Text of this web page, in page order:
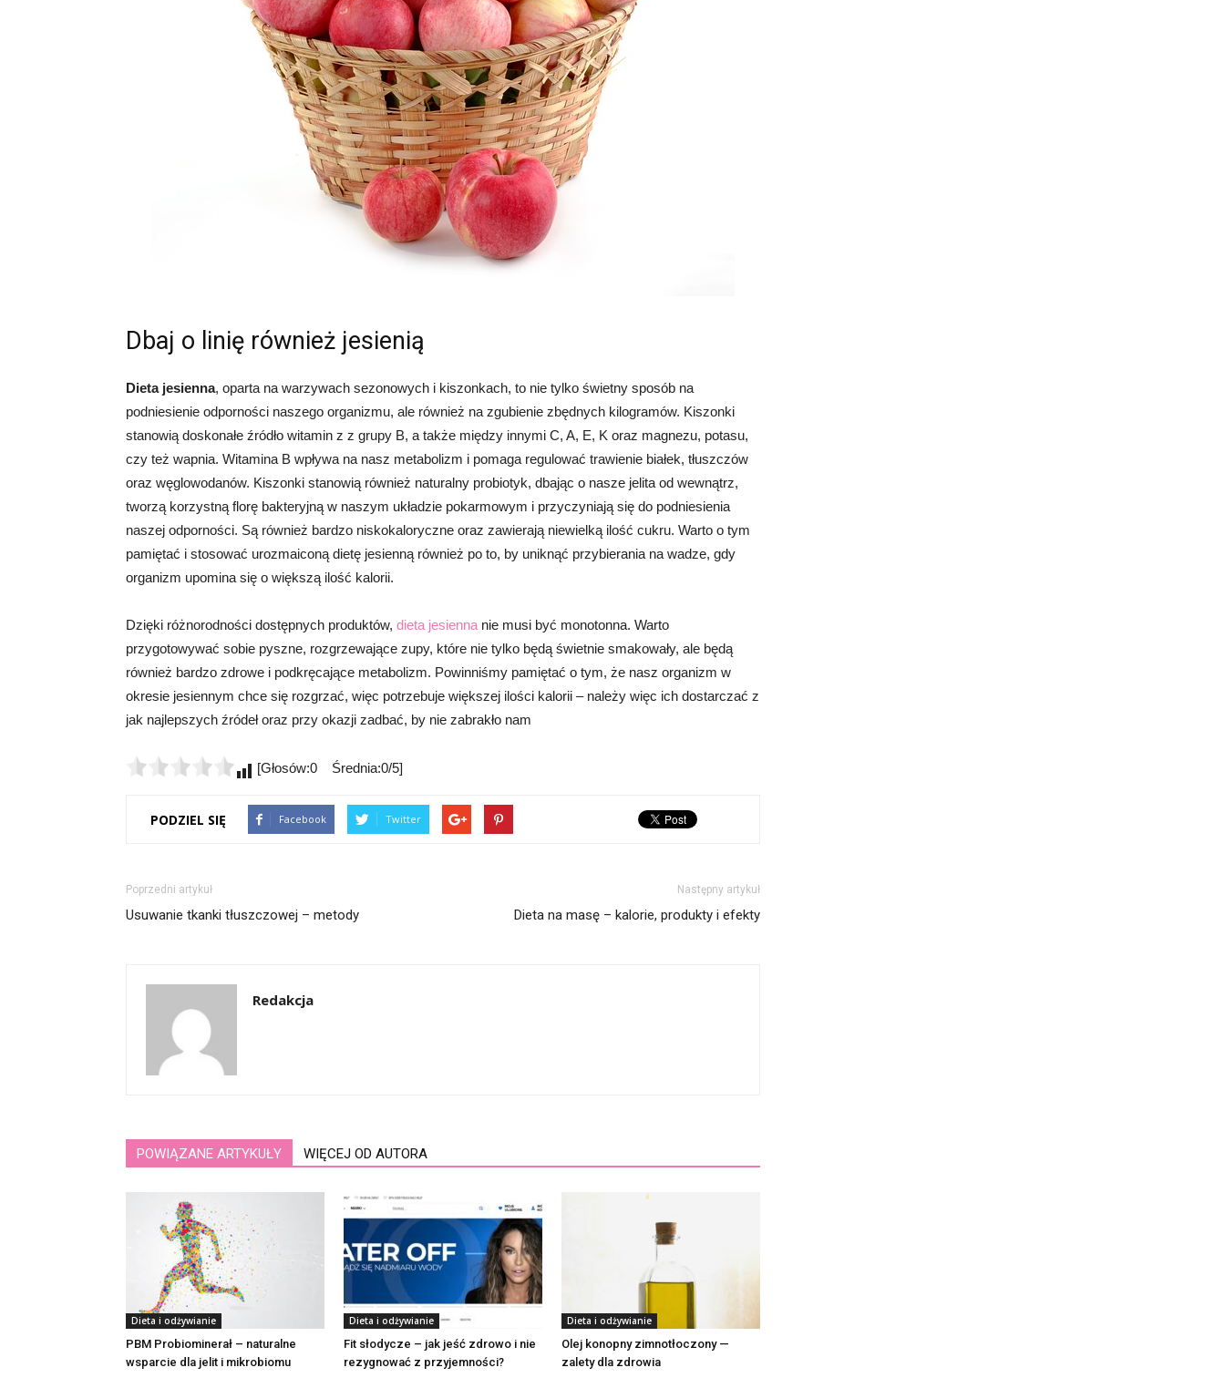
Dbaj o linię również jesienią
Dieta jesienna, oparta na warzywach sezonowych i kiszonkach, to nie tylko świetny sposób na
podniesienie odporności naszego organizmu, ale również na zgubienie zbędnych kilogramów. Kiszonki
stanowią doskonałe źródło witamin z z grupy B, a także między innymi C, A, E, K oraz magnezu, potasu,
czy też wapnia. Witamina B wpływa na nasz metabolizm i pomaga regulować trawienie białek, tłuszczów
oraz węglowodanów. Kiszonki stanowią również naturalny probiotyk, dbając o nasze jelita od wewnątrz,
tworzą korzystną florę bakteryjną w naszym układzie pokarmowym i przyczyniają się do podniesienia
naszej odporności. Są również bardzo niskokaloryczne oraz zawierają niewielką ilość cukru. Warto o tym
pamiętać i stosować urozmaiconą dietę jesienną również po to, by uniknąć przybierania na wadze, gdy
organizm upomina się o większą ilość kalorii.
Dzięki różnorodności dostępnych produktów, dieta jesienna nie musi być monotonna. Warto
przygotowywać sobie pyszne, rozgrzewające zupy, które nie tylko będą świetnie smakowały, ale będą
również bardzo zdrowe i podkręcające metabolizm. Powinniśmy pamiętać o tym, że nasz organizm w
okresie jesiennym chce się rozgrzać, więc potrzebuje większej ilości kalorii – należy więc ich dostarczać z
jak najlepszych źródeł oraz przy okazji zadbać, by nie zabrakło nam
[Głosów:0 Średnia:0/5]
PODZIEL SIĘ Facebook Twitter
Poprzedni artykuł
Usuwanie tkanki tłuszczowej – metody
Następny artykuł
Dieta na masę – kalorie, produkty i efekty
Redakcja
POWIĄZANE ARTYKUŁY WIĘCEJ OD AUTORA
Dieta i odżywianie
PBM Probiominerał – naturalne
wsparcie dla jelit i mikrobiomu
Dieta i odżywianie
Fit słodycze – jak jeść zdrowo i nie
rezygnować z przyjemności?
Dieta i odżywianie
Olej konopny zimnotłoczony —
zalety dla zdrowia